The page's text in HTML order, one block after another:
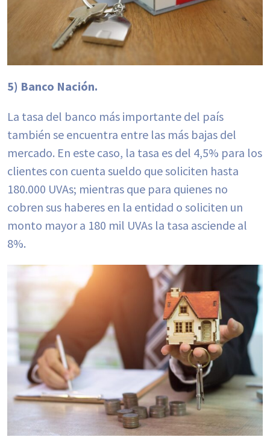
5) Banco Nación.
La tasa del banco más importante del país
también se encuentra entre las más bajas del
mercado. En este caso, la tasa es del 4,5% para los
clientes con cuenta sueldo que soliciten hasta
180.000 UVAs; mientras que para quienes no
cobren sus haberes en la entidad o soliciten un
monto mayor a 180 mil UVAs la tasa asciende al
8%.